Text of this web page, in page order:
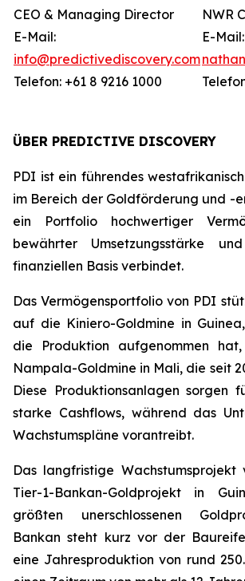
CEO & Managing Director
E-Mail:
info@predictivediscovery.com
Telefon: +61 8 9216 1000
NWR
E-Mail:
ÜBER PREDICTIVE DISCOVERY
PDI ist ein führendes
im Bereich der Goldförderung und -
ein Portfolio hochwertiger
bewährter Umsetzungsstärke
finanziellen Basis verbindet.
Das Vermögensportfolio von PDI
auf die Kiniero-Goldmine in
die Produktion aufgenommen
Nampala-Goldmine in Mali, die seit
Diese Produktionsanlagen sorgen
starke Cashflows, während das
Wachstumspläne vorantreibt.
Das langfristige
Tier-1-Bankan-Goldprojekt in
größten unerschlossenen
Bankan steht kurz vor der
eine Jahresproduktion von rund